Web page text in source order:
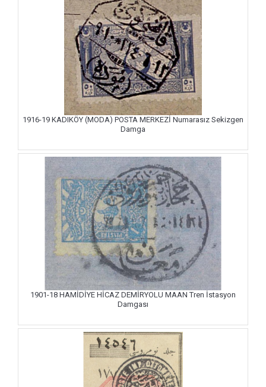
1916-19 KADIKÖY (MODA) POSTA MERKEZİ Numarasız Sekizgen
Damga
1901-18 HAMİDİYE HİCAZ DEMİRYOLU MAAN Tren İstasyon
Damgası